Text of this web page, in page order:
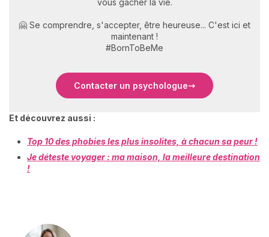
vous gâcher la vie.
🤗 Se comprendre, s'accepter, être heureuse... C'est ici et
maintenant !
#BornToBeMe
Contacter un psychologue
Et découvrez aussi :
Top 10 des phobies les plus insolites, à chacun sa peur !
Je déteste voyager : ma maison, la meilleure destination
!